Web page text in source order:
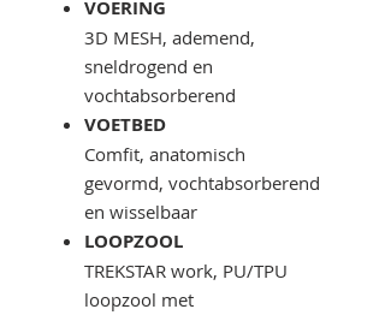
VOERING
3D MESH, ademend,
sneldrogend en
vochtabsorberend
VOETBED
Comfit, anatomisch
gevormd, vochtabsorberend
en wisselbaar
LOOPZOOL
TREKSTAR work, PU/TPU
loopzool met